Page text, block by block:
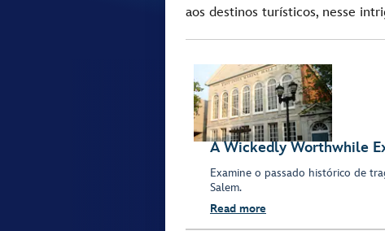
aos destinos turísticos, nesse
A Wickedly Worthwhile
Examine o passado histórico de
Salem.
Read more